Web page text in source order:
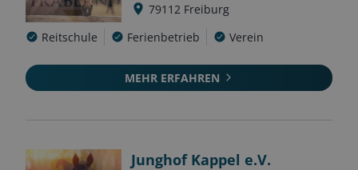
79112 Freiburg
Reitschule
Ferienbetrieb Verein
MEHR ERFAHREN
Junghof Kappel e.V.